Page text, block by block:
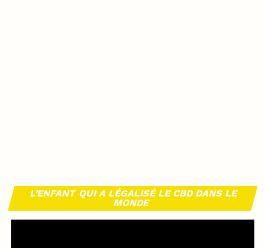
L’ENFANT QUI A LÉGALISÉ LE CBD DANS LE
MONDE